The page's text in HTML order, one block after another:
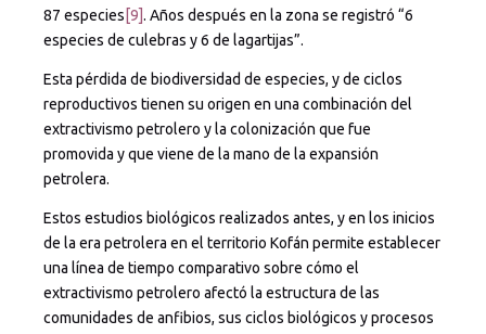
87 especies [9]. Años después en la zona se registró “6
especies de culebras y 6 de lagartijas”.
Esta pérdida de biodiversidad de especies, y de ciclos
reproductivos tienen su origen en una combinación del
extractivismo petrolero y la colonización que fue
promovida y que viene de la mano de la expansión
petrolera.
Estos estudios biológicos realizados antes, y en los inicios
de la era petrolera en el territorio Kofán permite establecer
una línea de tiempo comparativo sobre cómo el
extractivismo petrolero afectó la estructura de las
comunidades de anfibios, sus ciclos biológicos y procesos